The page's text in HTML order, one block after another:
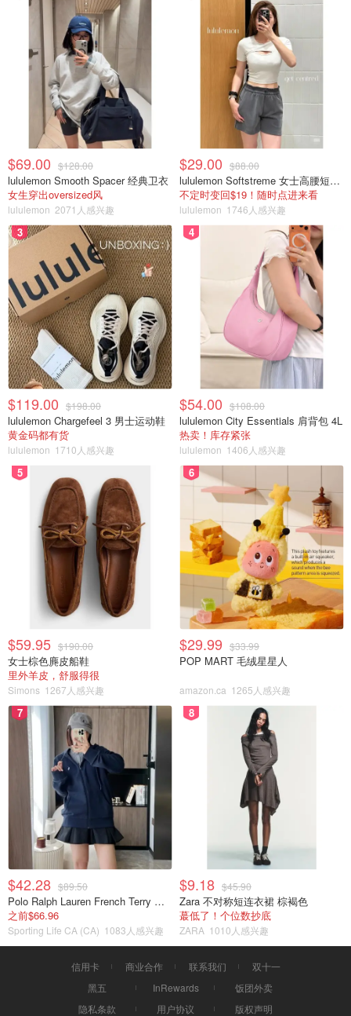
$69.00 $128.00
lululemon Smooth Spacer 经典卫衣
女生穿出oversized风
lululemon 2071人感兴趣
$29.00 $88.00
lululemon Softstreme 女士高腰短裤 10cm
不定时变回$19！随时点进来看
lululemon 1746人感兴趣
3
$119.00 $198.00
lululemon Chargefeel 3 男士运动鞋
黄金码都有货
lululemon 1710人感兴趣
4
$54.00 $108.00
lululemon City Essentials 肩背包 4L
热卖！库存紧张
lululemon 1406人感兴趣
5
$59.95 $190.00
女士棕色麂皮船鞋
里外羊皮，舒服得很
Simons 1267人感兴趣
6
$29.99 $33.99
POP MART 毛绒星星人
amazon.ca 1265人感兴趣
7
$42.28 $89.50
Polo Ralph Lauren French Terry 女童连帽卫衣 7-16码
之前$66.96
Sporting Life CA (CA) 1083人感兴趣
8
$9.18 $45.90
Zara 不对称短连衣裙 棕褐色
蕞低了！个位数抄底
ZARA 1010人感兴趣
信用卡 商业合作 联系我们
双十一
黑五
InRewards
饭团外卖
隐私条款
用户协议 版权声明